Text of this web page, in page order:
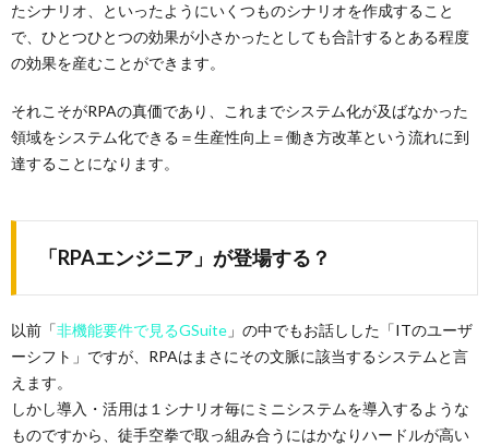
たシナリオ、といったようにいくつものシナリオを作成すること
で、ひとつひとつの効果が小さかったとしても合計するとある程度
の効果を産むことができます。
それこそがRPAの真価であり、これまでシステム化が及ばなかった
領域をシステム化できる＝生産性向上＝働き方改革という流れに到
達することになります。
「RPAエンジニア」が登場する？
以前「非機能要件で見るGSuite 」の中でもお話しした「ITのユーザ
ーシフト」ですが、RPAはまさにその文脈に該当するシステムと言
えます。
しかし導入・活用は１シナリオ毎にミニシステムを導入するような
ものですから、徒手空拳で取っ組み合うにはかなりハードルが高い